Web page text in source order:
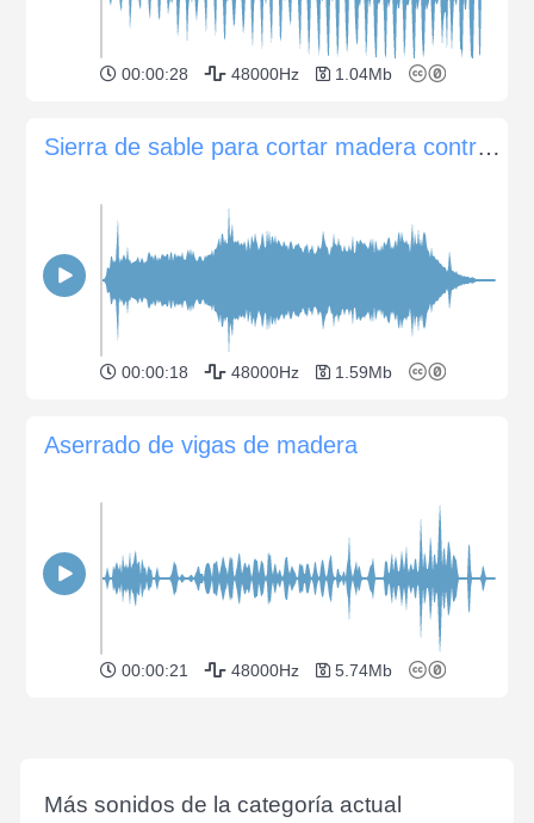
00:00:28 48000Hz 1.04Mb
Sierra de sable para cortar madera contrachapada
00:00:18 48000Hz 1.59Mb
Aserrado de vigas de madera
00:00:21 48000Hz 5.74Mb
Más sonidos de la categoría actual